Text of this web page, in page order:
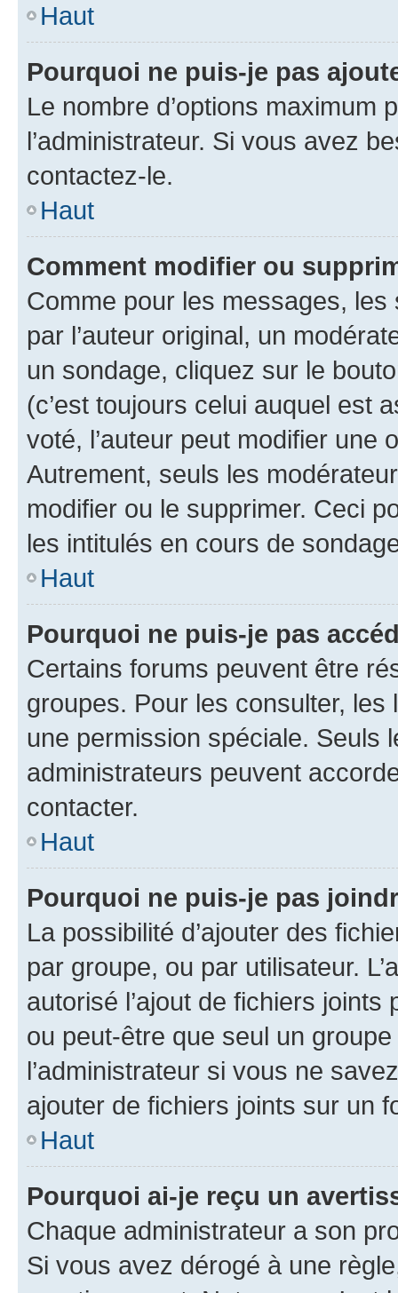
Haut
Pourquoi ne puis-je pas
Le nombre d’options maximum
l’administrateur. Si vous avez
contactez-le.
Haut
Comment modifier ou
Comme pour les messages,
par l’auteur original, un
un sondage, cliquez sur le
(c’est toujours celui auquel est
voté, l’auteur peut modifier une
Autrement, seuls les
modifier ou le supprimer. Ceci
les intitulés en cours de
Haut
Pourquoi ne puis-je pas
Certains forums peuvent être
groupes. Pour les consulter,
une permission spéciale. Seuls
administrateurs peuvent
contacter.
Haut
Pourquoi ne puis-je pas
La possibilité d’ajouter des
par groupe, ou par utilisateur.
autorisé l’ajout de fichiers
ou peut-être que seul un
l’administrateur si vous ne
ajouter de fichiers joints sur un
Haut
Pourquoi ai-je reçu un
Chaque administrateur a son
Si vous avez dérogé à une